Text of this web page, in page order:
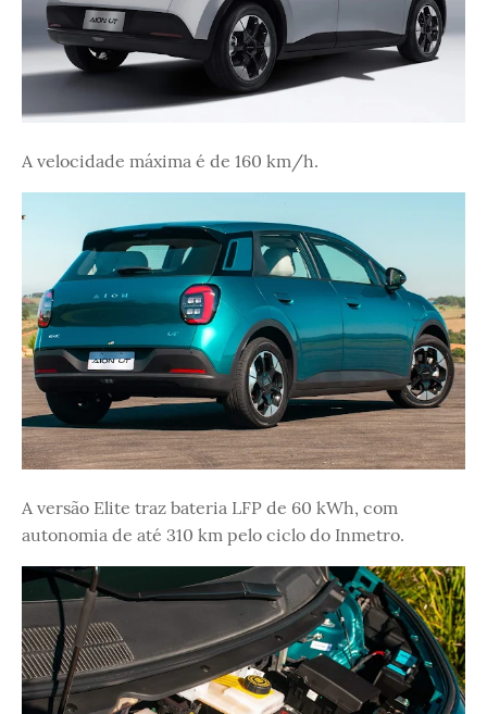
A velocidade máxima é de 160 km/h.
A versão Elite traz bateria LFP de 60 kWh, com
autonomia de até 310 km pelo ciclo do Inmetro.